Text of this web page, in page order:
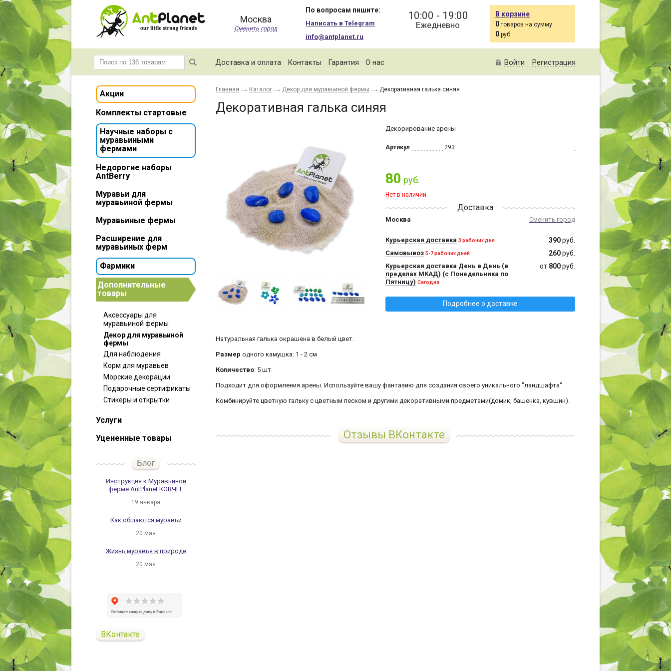
Москва
Сменить город
По вопросам пишите:
Написать в Telegram
info@antplanet.ru
10:00 - 19:00
Ежедневно
В корзине
0товаров на сумму
0 руб.
Доставка и оплата Контакты Гарантия О нас Войти Регистрация
Акции
Комплекты стартовые
Научные наборы с
муравьиными
фермами
Недорогие наборы
AntBerry
Муравьи для
муравьиной фермы
Муравьиные фермы
Расширение для
муравьиных ферм
Фармики
Дополнительные
товары
Аксессуары для
муравьиной фермы
Декор для муравьиной
фермы
Для наблюдения
Корм для муравьев
Морские декорации
Подарочные сертификаты
Стикеры и открытки
Услуги
Уцененные товары
Блог
Инструкция к Муравьиной
ферме AntPlanet КОВЧЕГ
19 января
Как общаются муравьи
20 мая
Жизнь муравья в природе
20 мая
ВКонтакте
Главная Каталог Декор для муравьиной фермы Декоративная галька синяя
Декоративная галька синяя
Декорирование арены
Артикул 293
80 руб.
Нет в наличии.
Доставка
Сменить город
Москва
390руб.
Курьерская доставка 3 рабочих дня
260руб.
Самовывоз 5-7 рабочих дней
от 800руб.
Курьерская доставка День в День (в
пределах МКАД) (с Понедельника по
Пятницу) Сегодня
Подробнее о доставке
Натуральная галька окрашена в белый цвет.
Размер одного камушка: 1 - 2 см
Количество: 5 шт.
Подходит для оформления арены. Используйте вашу фантазию для создания своего уникального "ландшафта".
Комбинируйте цветную гальку с цветным песком и другими декоративными предметами(домик, башенка, кувшин).
Отзывы ВКонтакте